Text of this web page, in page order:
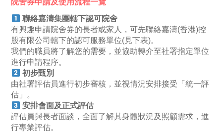
院舍券申請及使用流程一覽
聯絡嘉濤集團轄下認可院舍
有興趣申請院舍券的長者或家人，可先聯絡嘉濤(香港)控
股有限公司轄下的認可服務單位(見下表)。
我們的職員將了解您的需要，並協助轉介至社署指定單位
進行申請程序。
初步甄別
由社署評估員進行初步審核，並視情況安排接受「統一評
估」。
安排會面及正式評估
評估員與長者面談，全面了解其身體狀況及照顧需求，進
行專業評估。